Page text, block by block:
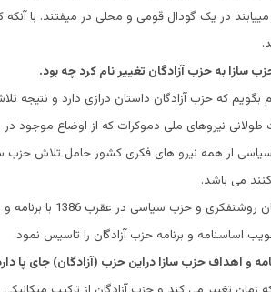
مییابند در یک گودال قومی و محلی در میفتند. با
سازا به حزب آزادگان تغییر نام کرد چه بود.
که حزب آزادگان داستان درازی دارد و نتیجه
طولانی نیروهای ملی دموکرات که از اوضاع موجود
ار همه نیرو های فکری کشور حامل تلاش حزب
می باشد.
سازا با چند سازمان
اساسنامه و برنامه حزب آزادگان را تاسیس نمود.
و اهداف حزب سازا دراین حزب (آزادگان) جای پا